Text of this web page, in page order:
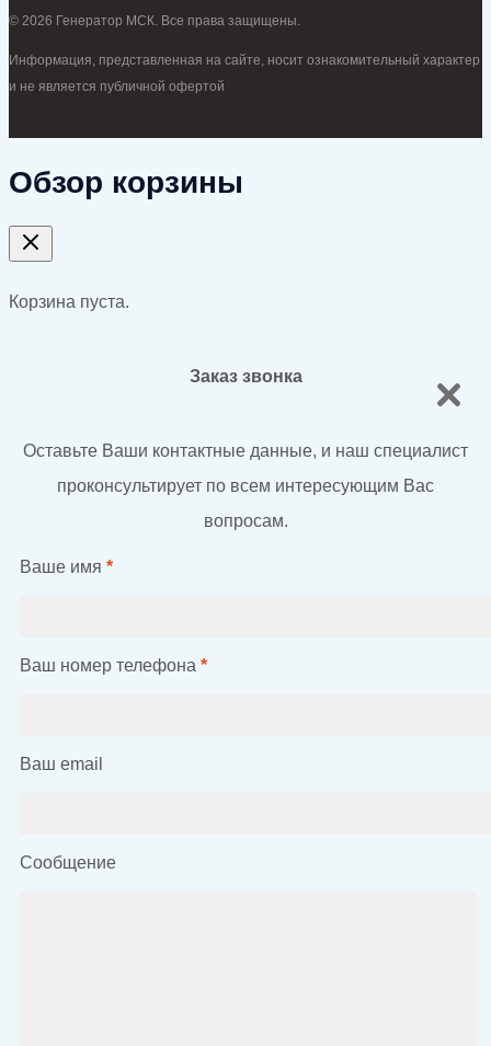
© 2026 Генератор МСК. Все права защищены.
Информация, представленная на сайте, носит ознакомительный характер
и не является публичной офертой
Обзор корзины
Корзина пуста.
Заказ звонка
Оставьте Ваши контактные данные, и наш специалист
проконсультирует по всем интересующим Вас
вопросам.
Ваше имя *
Ваш номер телефона *
Ваш email
Сообщение